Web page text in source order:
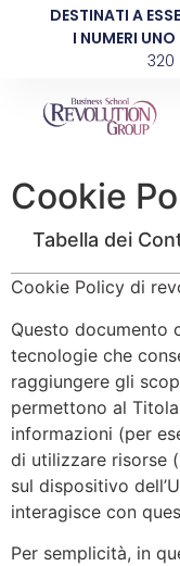
DESTINATI A
I NUMERI UNO
320
Cookie
Tabella dei
Cookie Policy di
Questo documento
tecnologie che
raggiungere gli
permettono al
informazioni (per
di utilizzare risorse
sul dispositivo
interagisce con
Per semplicità, in